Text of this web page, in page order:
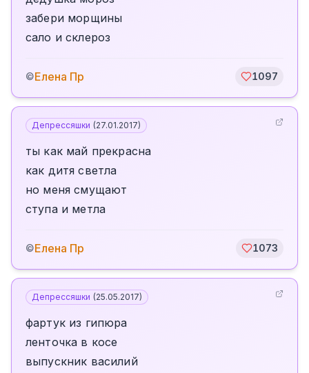
забери морщины
сало и склероз
©Елена Пр 1097
Депрессяшки (27.01.2017)
ты как май прекрасна
как дитя светла
но меня смущают
ступа и метла
©Елена Пр 1073
Депрессяшки (25.05.2017)
фартук из гипюра
ленточка в косе
выпускник василий